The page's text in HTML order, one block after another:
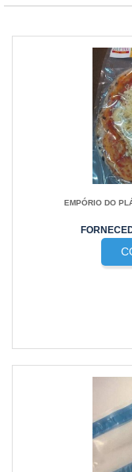
EMPÓRIO DO